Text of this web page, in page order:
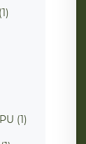
(1)